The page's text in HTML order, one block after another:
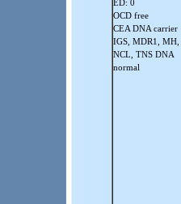
ED: 0
OCD free
CEA DNA carrier
IGS, MDR1, MH,
NCL, TNS DNA
normal